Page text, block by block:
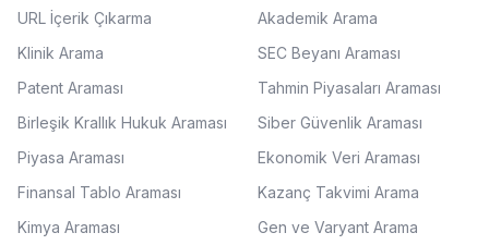
URL İçerik Çıkarma
Akademik Arama
Klinik Arama
SEC Beyanı Araması
Patent Araması
Tahmin Piyasaları Araması
Birleşik Krallık Hukuk Araması
Siber Güvenlik Araması
Piyasa Araması
Ekonomik Veri Araması
Finansal Tablo Araması
Kazanç Takvimi Arama
Kimya Araması
Gen ve Varyant Arama